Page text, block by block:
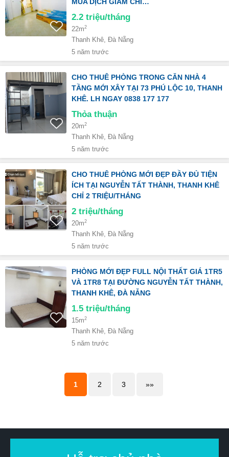
2.2 triệu/tháng
22m2
Thanh Khê, Đà Nẵng
5 năm trước
CHO THUÊ PHÒNG TRONG CĂN NHÀ 4
TẦNG MỚI XÂY TẠI 73 PHÚ LỘC 10, THANH
KHÊ. LH NGAY 0838 177 177
Thỏa thuận
20m2
Thanh Khê, Đà Nẵng
5 năm trước
CHO THUÊ PHÒNG MỚI ĐẸP ĐẦY ĐỦ TIỆN
ÍCH TẠI NGUYỄN TẤT THÀNH, THANH KHÊ
CHỈ 2 TRIỆU/THÁNG
2 triệu/tháng
20m2
Thanh Khê, Đà Nẵng
5 năm trước
PHÒNG MỚI ĐẸP FULL NỘI THẤT GIÁ 1TR5
VÀ 1TR8 TẠI ĐƯỜNG NGUYỄN TẤT THÀNH,
THANH KHÊ, ĐÀ NẴNG
1.5 triệu/tháng
15m2
Thanh Khê, Đà Nẵng
5 năm trước
1 2 3 »»